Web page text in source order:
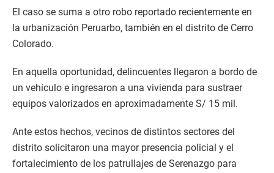
El caso se suma a otro robo reportado recientemente en
la urbanización Peruarbo, también en el distrito de Cerro
Colorado.
En aquella oportunidad, delincuentes llegaron a bordo de
un vehículo e ingresaron a una vivienda para sustraer
equipos valorizados en aproximadamente S/ 15 mil.
Ante estos hechos, vecinos de distintos sectores del
distrito solicitaron una mayor presencia policial y el
fortalecimiento de los patrullajes de Serenazgo para